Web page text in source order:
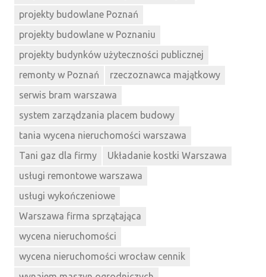
projekty budowlane Poznań
projekty budowlane w Poznaniu
projekty budynków użyteczności publicznej
remonty w Poznań
rzeczoznawca majątkowy
serwis bram warszawa
system zarządzania placem budowy
tania wycena nieruchomości warszawa
Tani gaz dla firmy
Układanie kostki Warszawa
usługi remontowe warszawa
usługi wykończeniowe
Warszawa firma sprzątająca
wycena nieruchomości
wycena nieruchomości wrocław cennik